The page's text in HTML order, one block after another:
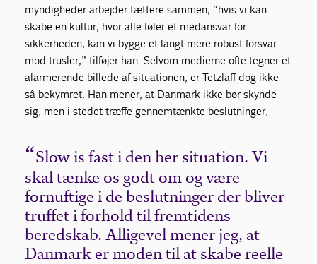
myndigheder arbejder tættere sammen, “hvis vi kan
skabe en kultur, hvor alle føler et medansvar for
sikkerheden, kan vi bygge et langt mere robust forsvar
mod trusler,” tilføjer han. Selvom medierne ofte tegner et
alarmerende billede af situationen, er Tetzlaff dog ikke
så bekymret. Han mener, at Danmark ikke bør skynde
sig, men i stedet træffe gennemtænkte beslutninger,
Slow is fast i den her situation. Vi
skal tænke os godt om og være
fornuftige i de beslutninger der bliver
truffet i forhold til fremtidens
beredskab. Alligevel mener jeg, at
Danmark er moden til at skabe reelle